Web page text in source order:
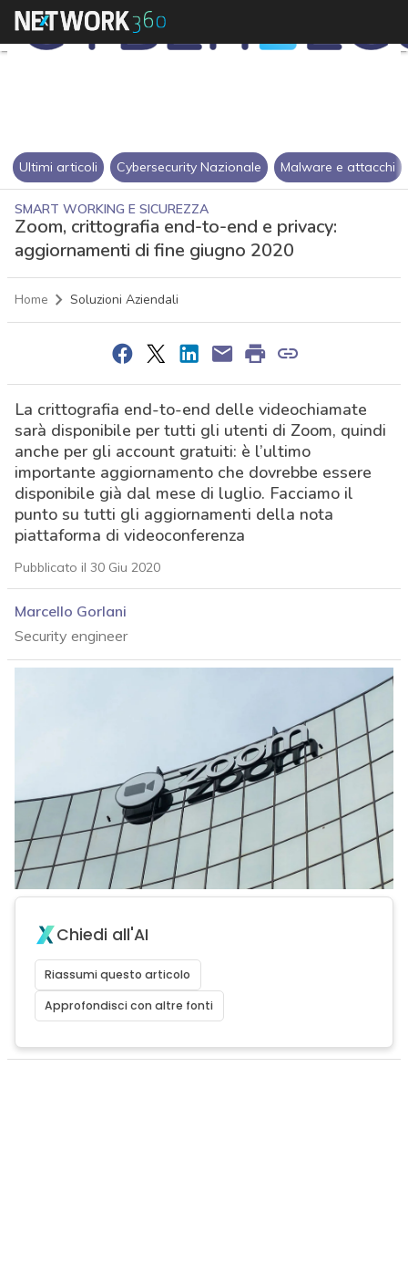
Ultimi articoli Cybersecurity Nazionale Malware e attacchi
SMART WORKING E SICUREZZA
Zoom, crittografia end-to-end e privacy:
aggiornamenti di fine giugno 2020
Home Soluzioni Aziendali
La crittografia end-to-end delle videochiamate
sarà disponibile per tutti gli utenti di Zoom, quindi
anche per gli account gratuiti: è l’ultimo
importante aggiornamento che dovrebbe essere
disponibile già dal mese di luglio. Facciamo il
punto su tutti gli aggiornamenti della nota
piattaforma di videoconferenza
Pubblicato il 30 Giu 2020
Marcello Gorlani
Security engineer
Chiedi all'AI
Riassumi questo articolo
Approfondisci con altre fonti